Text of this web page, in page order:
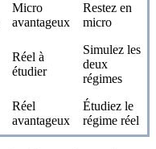
Micro
avantageux
Restez en
micro
Réel à
étudier
Simulez les
deux
régimes
Réel
avantageux
Étudiez le
régime réel